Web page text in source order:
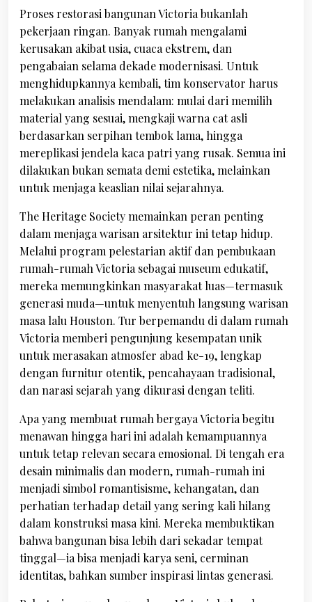
Proses restorasi bangunan Victoria bukanlah
pekerjaan ringan. Banyak rumah mengalami
kerusakan akibat usia, cuaca ekstrem, dan
pengabaian selama dekade modernisasi. Untuk
menghidupkannya kembali, tim konservator harus
melakukan analisis mendalam: mulai dari memilih
material yang sesuai, mengkaji warna cat asli
berdasarkan serpihan tembok lama, hingga
mereplikasi jendela kaca patri yang rusak. Semua ini
dilakukan bukan semata demi estetika, melainkan
untuk menjaga keaslian nilai sejarahnya.
The Heritage Society memainkan peran penting
dalam menjaga warisan arsitektur ini tetap hidup.
Melalui program pelestarian aktif dan pembukaan
rumah-rumah Victoria sebagai museum edukatif,
mereka memungkinkan masyarakat luas—termasuk
generasi muda—untuk menyentuh langsung warisan
masa lalu Houston. Tur berpemandu di dalam rumah
Victoria memberi pengunjung kesempatan unik
untuk merasakan atmosfer abad ke-19, lengkap
dengan furnitur otentik, pencahayaan tradisional,
dan narasi sejarah yang dikurasi dengan teliti.
Apa yang membuat rumah bergaya Victoria begitu
menawan hingga hari ini adalah kemampuannya
untuk tetap relevan secara emosional. Di tengah era
desain minimalis dan modern, rumah-rumah ini
menjadi simbol romantisisme, kehangatan, dan
perhatian terhadap detail yang sering kali hilang
dalam konstruksi masa kini. Mereka membuktikan
bahwa bangunan bisa lebih dari sekadar tempat
tinggal—ia bisa menjadi karya seni, cerminan
identitas, bahkan sumber inspirasi lintas generasi.